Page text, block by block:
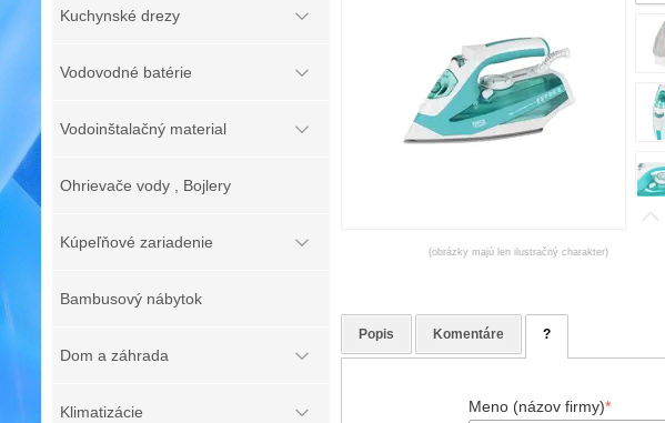
Kuchynské drezy
Vodovodné batérie
Vodoinštalačný material
Ohrievače vody , Bojlery
Kúpeľňové zariadenie
Bambusový nábytok
Dom a záhrada
Klimatizácie
(obrázky majú len ilustračný charakter)
Popis Komentáre ?
Meno (názov firmy)*